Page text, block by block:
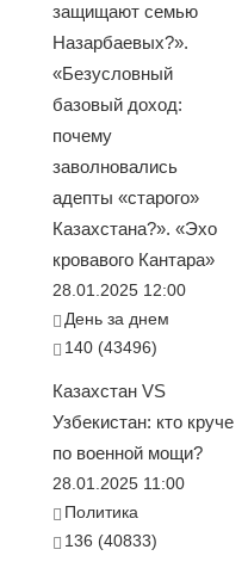
защищают семью
Назарбаевых?».
«Безусловный
базовый доход:
почему
заволновались
адепты «старого»
Казахстана?». «Эхо
кровавого Кантара»
28.01.2025 12:00
День за днем
140 (43496)
Казахстан VS
Узбекистан: кто круче
по военной мощи?
28.01.2025 11:00
Политика
136 (40833)